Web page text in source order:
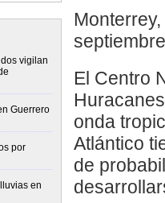
vigilan
Guerrero
por
en
El Centro
onda
Atlántico
de